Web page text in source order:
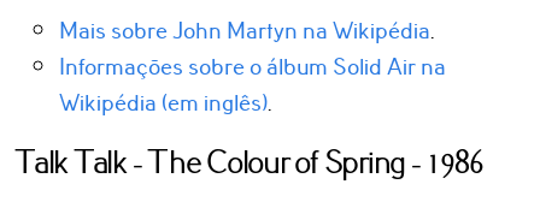
Mais sobre John Martyn na Wikipédia
Informações sobre o álbum Solid Air na
Wikipédia (em inglês)
Talk Talk - The Colour of Spring - 1986